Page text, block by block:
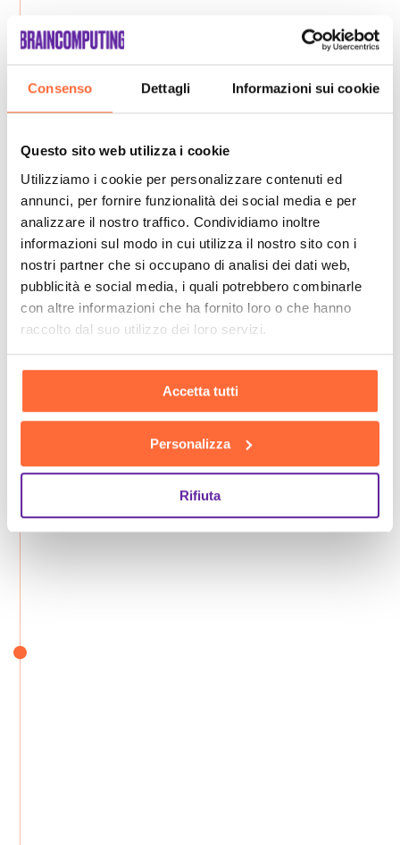
Consenso Dettagli Informazioni sui cookie
Questo sito web utilizza i cookie
Utilizziamo i cookie per personalizzare contenuti ed
annunci, per fornire funzionalità dei social media e per
analizzare il nostro traffico. Condividiamo inoltre
informazioni sul modo in cui utilizza il nostro sito con i
nostri partner che si occupano di analisi dei dati web,
pubblicità e social media, i quali potrebbero combinarle
con altre informazioni che ha fornito loro o che hanno
raccolto dal suo utilizzo dei loro servizi.
Accetta tutti
Personalizza
Rifiuta